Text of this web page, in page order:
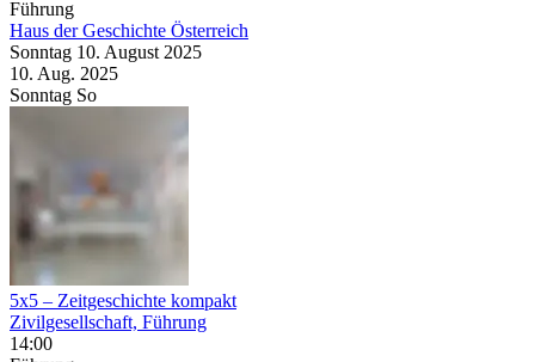
Führung
Haus der Geschichte Österreich
Sonntag 10. August 2025
10. Aug. 2025
Sonntag So
5x5 – Zeitgeschichte kompakt
Zivilgesellschaft, Führung
14:00